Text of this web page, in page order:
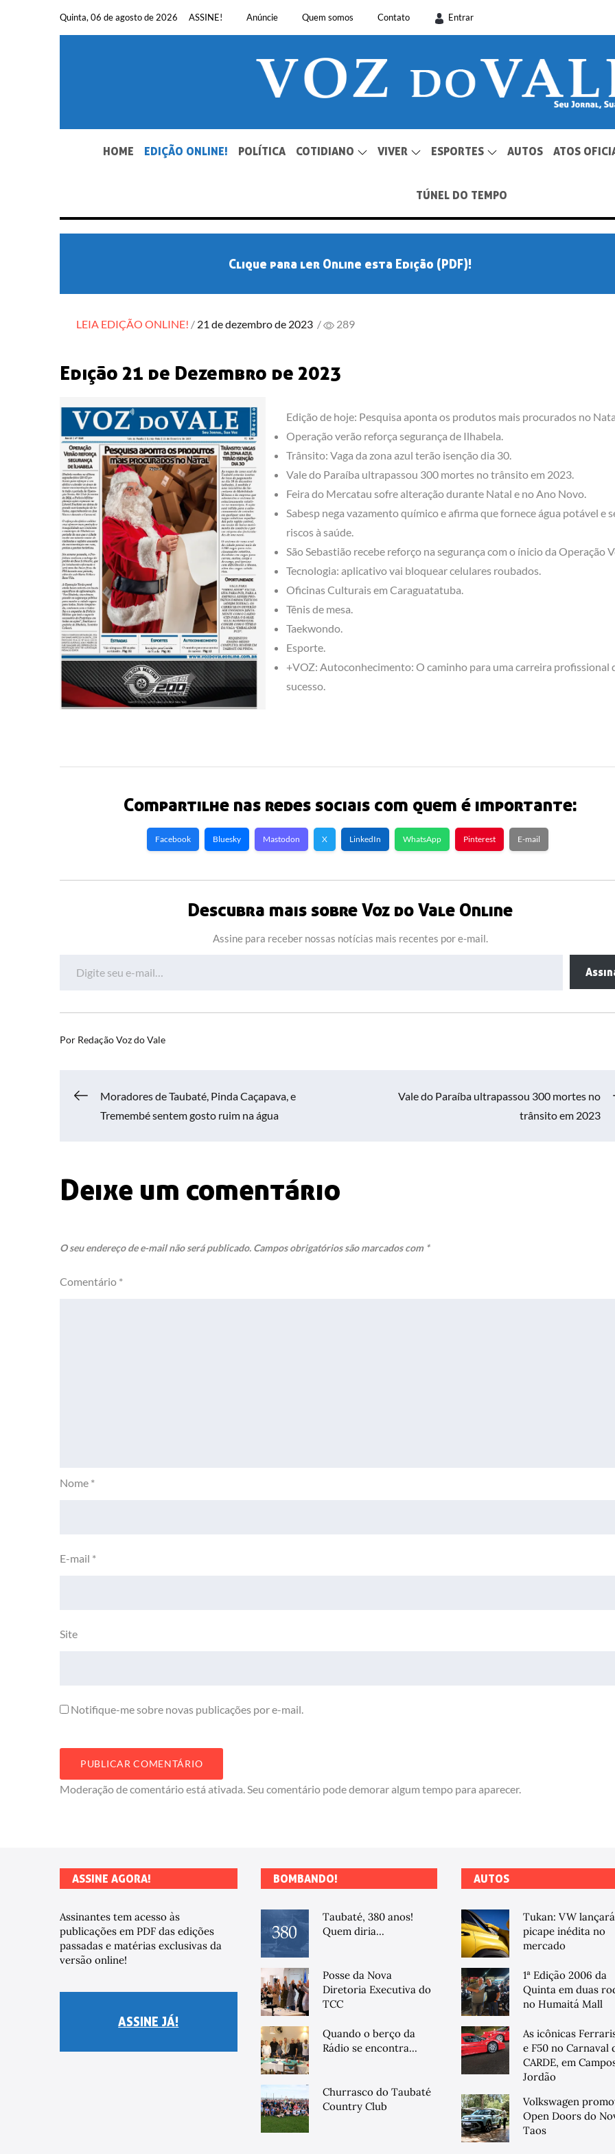
Quinta, 06 de agosto de 2026 ASSINE! Anúncie Quem somos Contato Entrar
SEU JORNAL, SUA VOZ. DESDE 1948.
HOME EDIÇÃO ONLINE! POLÍTICA COTIDIANO VIVER ESPORTES AUTOS ATOS
TÚNEL DO TEMPO
Clique para ler Online esta Edição (PDF)!
LEIA EDIÇÃO ONLINE! Posted
21 de dezembro de 2023 / 289
Edição 21 de Dezembro de 2023
Edição de hoje: Pesquisa aponta os produtos mais procurados no
Operação verão reforça segurança de Ilhabela.
Trânsito: Vaga da zona azul terão isenção dia 30.
Vale do Paraíba ultrapassou 300 mortes no trânsito em 2023.
Feira do Mercatau sofre alteração durante Natal e no Ano Novo.
Sabesp nega vazamento químico e afirma que fornece água potável e
riscos à saúde.
São Sebastião recebe reforço na segurança com o ínicio da Operação
Tecnologia: aplicativo vai bloquear celulares roubados.
Oficinas Culturais em Caraguatatuba.
Tênis de mesa.
Taekwondo.
Esporte.
+VOZ: Autoconhecimento: O caminho para uma carreira profissional
sucesso.
Compartilhe nas redes sociais com quem é importante:
Facebook Bluesky Mastodon X LinkedIn WhatsApp Pinterest E-mail
Descubra mais sobre Voz do Vale Online
Assine para receber nossas notícias mais recentes por e-mail.
Por Redação Voz do Vale
Navegação
Post
Moradores de Taubaté, Pinda Caçapava, e
Tremembé sentem gosto ruim na água
Vale do Paraíba ultrapassou 300 mortes no
trânsito em 2023
Deixe um comentário
O seu endereço de e-mail não será publicado. Campos obrigatórios são marcados com *
Comentário *
Nome *
E-mail *
Site
Notifique-me sobre novas publicações por e-mail.
Moderação de comentário está ativada. Seu comentário pode demorar algum tempo para aparecer.
ASSINE AGORA!
Assinantes tem acesso às
publicações em PDF das edições
passadas e matérias exclusivas da
versão online!
ASSINE JÁ!
BOMBANDO!
Taubaté, 380 anos!
Quem diria...
Posse da Nova
Diretoria Executiva do
TCC
Quando o berço da
Rádio se encontra...
Churrasco do Taubaté
Country Club
AUTOS
Tukan: VW lançará
picape inédita no
mercado
1ª Edição 2006 da
Quinta em duas
no Humaitá Mall
As icônicas
e F50 no Carnaval
CARDE, em
Jordão
Volkswagen
Open Doors do
Taos